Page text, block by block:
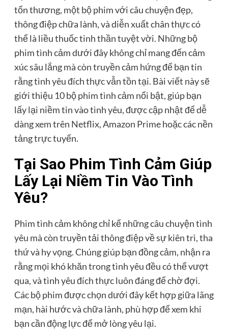
tổn thương, một bộ phim với câu chuyện đẹp,
thông điệp chữa lành, và diễn xuất chân thực có
thể là liều thuốc tinh thần tuyệt vời. Những bộ
phim tình cảm dưới đây không chỉ mang đến cảm
xúc sâu lắng mà còn truyền cảm hứng để bạn tin
rằng tình yêu đích thực vẫn tồn tại. Bài viết này sẽ
giới thiệu 10 bộ phim tình cảm nổi bật, giúp bạn
lấy lại niềm tin vào tình yêu, được cập nhật để dễ
dàng xem trên Netflix, Amazon Prime hoặc các nền
tảng trực tuyến.
Tại Sao Phim Tình Cảm Giúp
Lấy Lại Niềm Tin Vào Tình
Yêu?
Phim tình cảm không chỉ kể những câu chuyện tình
yêu mà còn truyền tải thông điệp về sự kiên trì, tha
thứ và hy vọng. Chúng giúp bạn đồng cảm, nhận ra
rằng mọi khó khăn trong tình yêu đều có thể vượt
qua, và tình yêu đích thực luôn đáng để chờ đợi.
Các bộ phim được chọn dưới đây kết hợp giữa lãng
mạn, hài hước và chữa lành, phù hợp để xem khi
bạn cần động lực để mở lòng yêu lại.